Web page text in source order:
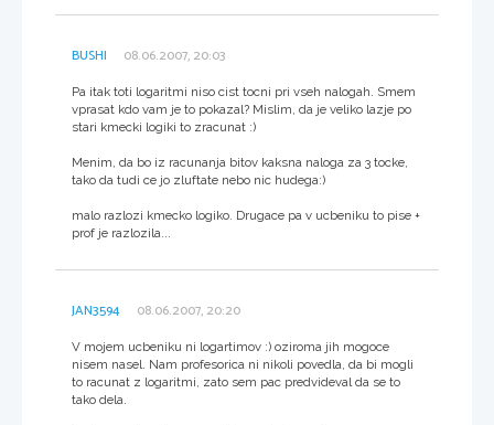
BUSHI 08.06.2007, 20:03
Pa itak toti logaritmi niso cist tocni pri vseh nalogah. Smem
vprasat kdo vam je to pokazal? Mislim, da je veliko lazje po
stari kmecki logiki to zracunat :)
Menim, da bo iz racunanja bitov kaksna naloga za 3 tocke,
tako da tudi ce jo zluftate nebo nic hudega:)
malo razlozi kmecko logiko. Drugace pa v ucbeniku to pise +
prof je razlozila...
JAN3594 08.06.2007, 20:20
V mojem ucbeniku ni logartimov :) oziroma jih mogoce
nisem nasel. Nam profesorica ni nikoli povedla, da bi mogli
to racunat z logaritmi, zato sem pac predvideval da se to
tako dela.